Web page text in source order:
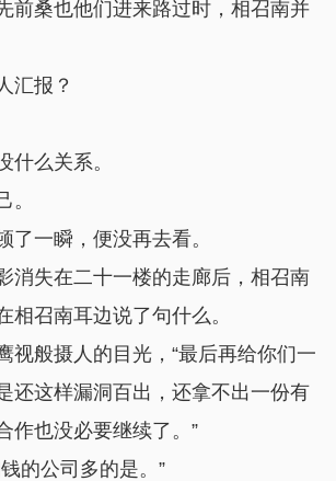
前桑也他们进来路过时，相召南并
汇报？
什么关系。
。
了一瞬，便没再去看。
消失在二十一楼的走廊后，相召南
相召南耳边说了句什么。
视般摄人的目光，“最后再给你们一
还这样漏洞百出，还拿不出一份有
作也没必要继续了。”
的公司多的是。”